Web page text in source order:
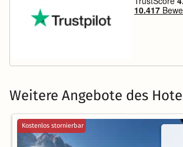
Weitere Angebote des
Kostenlos stornierbar